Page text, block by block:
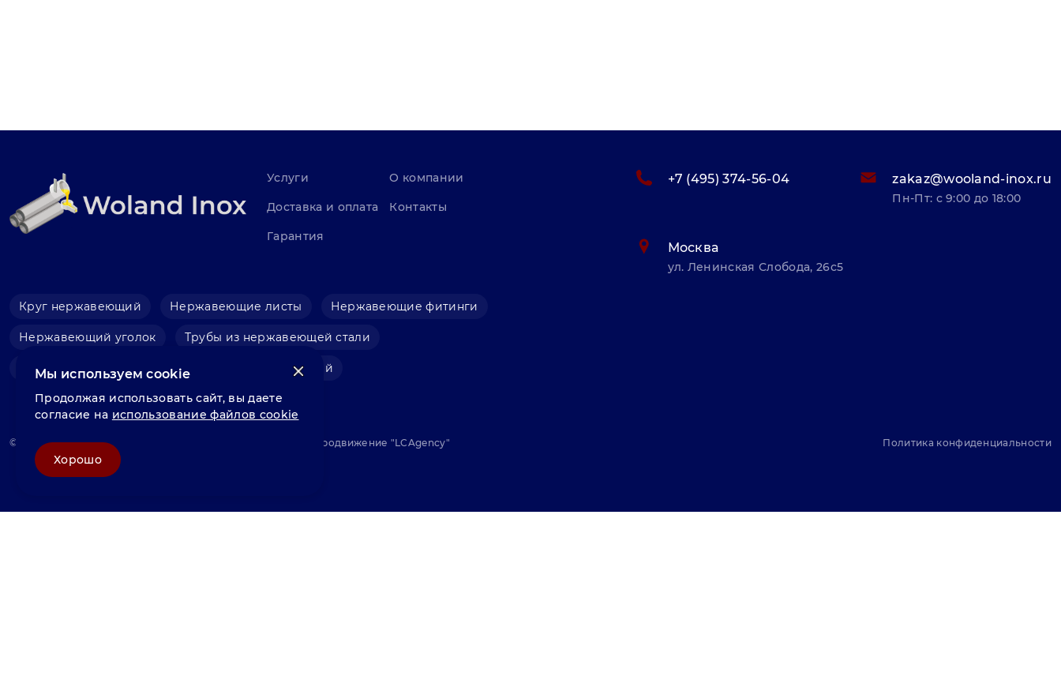
Услуги
Доставка и оплата
Гарантия
О компании
Контакты
Круг нержавеющий Нержавеющие листы Нержавеющие фитинги
Нержавеющий уголок Трубы из нержавеющей стали
Фольга нержавеющая Швеллер нержавеющий
+7 (495) 374-56-04 zakaz@wooland-inox.ru
Пн-Пт: с 9:00 до 18:00
Москва
ул. Ленинская Слобода, 26с5
© «Велунд нержавейка» 2025, Разработка и комплексное продвижение "LCAgency" Политика конфиденциальности
Мы используем cookie
Продолжая использовать сайт, вы даете
согласие на использование файлов cookie
Хорошо